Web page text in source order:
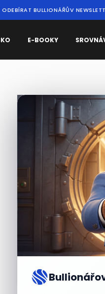
ODEBÍRAT BULLIONÁŘŮV
E-BOOKY
Nejčtenější